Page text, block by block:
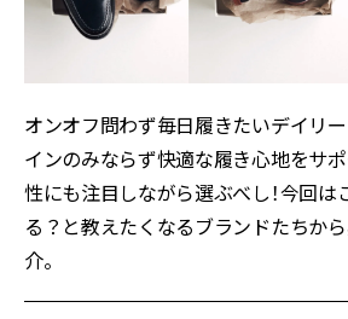
オンオフ問わず毎日履きたいデイリー
インのみならず快適な履き心地をサ
性にも注目しながら選ぶべし！今回は
る？と教えたくなるブランドたちか
介。